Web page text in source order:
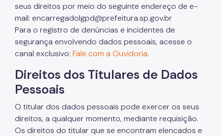
Notificações e Multas
Acompanhe seu processo
Como se defender
Indicação de condutor
Trocar Notificação por Advertência
Notas de Coleta de Postagem de Notificações
FMDT
seus direitos por meio do seguinte endereço de e-
mail: encarregadolgpd@prefeitura.sp.gov.br
Para o registro de denúncias e incidentes de
segurança envolvendo dados pessoais, acesse o
canal exclusivo: Fale com a Ouvidoria.
Direitos dos Titulares de Dados
Pessoais
O titular dos dados pessoais pode exercer os seus
direitos, a qualquer momento, mediante requisição.
Os direitos do titular que se encontram elencados e